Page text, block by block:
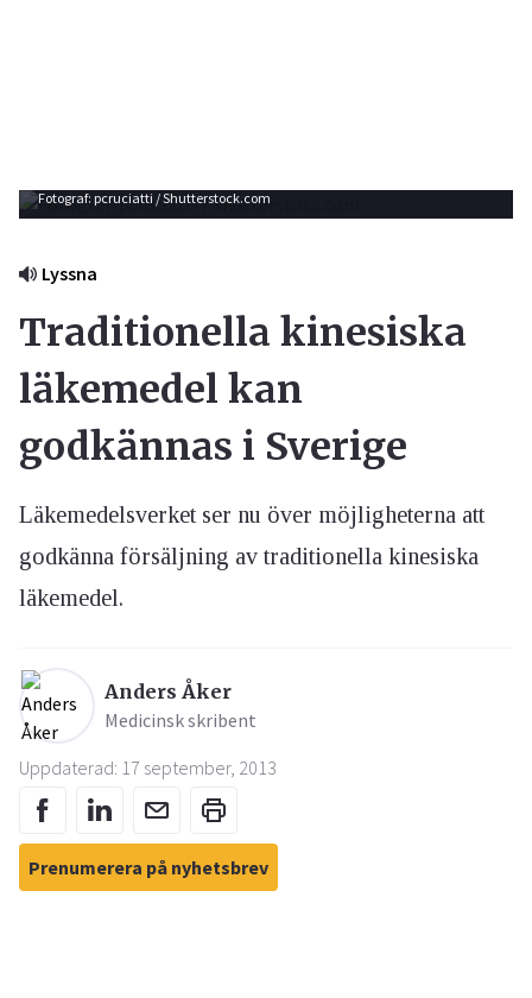
Fotograf: pcruciatti / Shutterstock.com
Lyssna
Traditionella kinesiska
läkemedel kan
godkännas i Sverige
Läkemedelsverket ser nu över möjligheterna att
godkänna försäljning av traditionella kinesiska
läkemedel.
Anders Åker
Medicinsk skribent
Uppdaterad: 17 september, 2013
Prenumerera på nyhetsbrev